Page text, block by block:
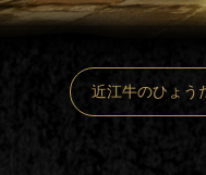
近江牛のひょう